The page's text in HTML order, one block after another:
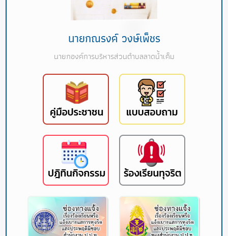
นายกณรงค์ วงษ์เพ็ชร
นายกองค์การบริหารส่วนตำบลลาดน้ำเค็ม